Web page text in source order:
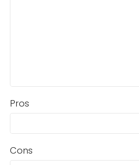
Pros
Cons